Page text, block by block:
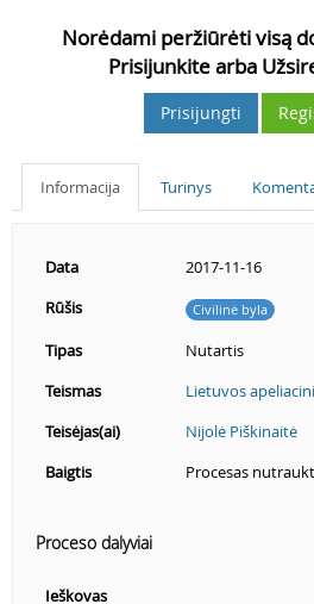
Norėdami peržiūrėti visą
Prisijunkite arba
Prisijungti
Informacija Turinys
Data
2017-11-16
Rūšis
Civilinė byla
Tipas
Nutartis
Teismas
Lietuvos
Teisėjas(ai)
Nijolė Piškinaitė
Baigtis
Procesas
Proceso dalyviai
Ieškovas